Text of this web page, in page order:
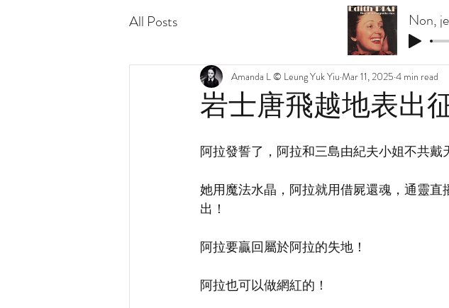
All Posts
岩士唐飛越地表出
Amanda L © Leung Yuk Yiu Mar 11, 2025 4 min read
阿拉發誓了，阿拉和三島由紀夫小姐不共戴
她用魔法水晶，阿拉就用借屍還魂，通靈
出！
阿拉要贏回屬於阿拉的失地！
阿拉也可以做網紅的！
Non,